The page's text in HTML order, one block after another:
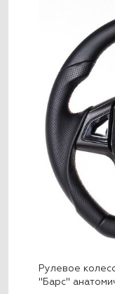
Рулевое
"Барс"